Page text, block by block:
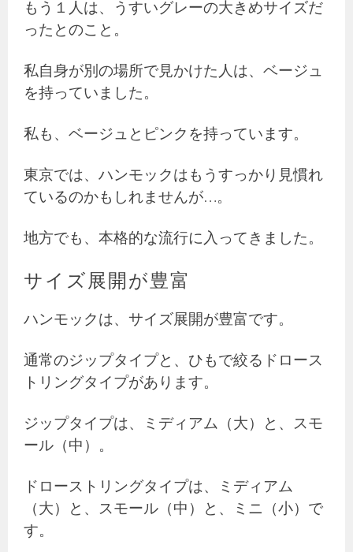
もう１人は、うすいグレーの大きめサイズだ
ったとのこと。
私自身が別の場所で見かけた人は、ベージュ
を持っていました。
私も、ベージュとピンクを持っています。
東京では、ハンモックはもうすっかり見慣れ
ているのかもしれませんが…。
地方でも、本格的な流行に入ってきました。
サイズ展開が豊富
ハンモックは、サイズ展開が豊富です。
通常のジップタイプと、ひもで絞るドロース
トリングタイプがあります。
ジップタイプは、ミディアム（大）と、スモ
ール（中）。
ドローストリングタイプは、ミディアム
（大）と、スモール（中）と、ミニ（小）で
す。